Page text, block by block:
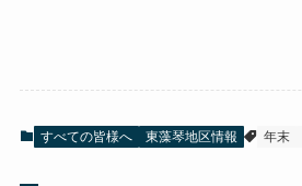
すべての皆様へ 東藻琴地区情報 年末